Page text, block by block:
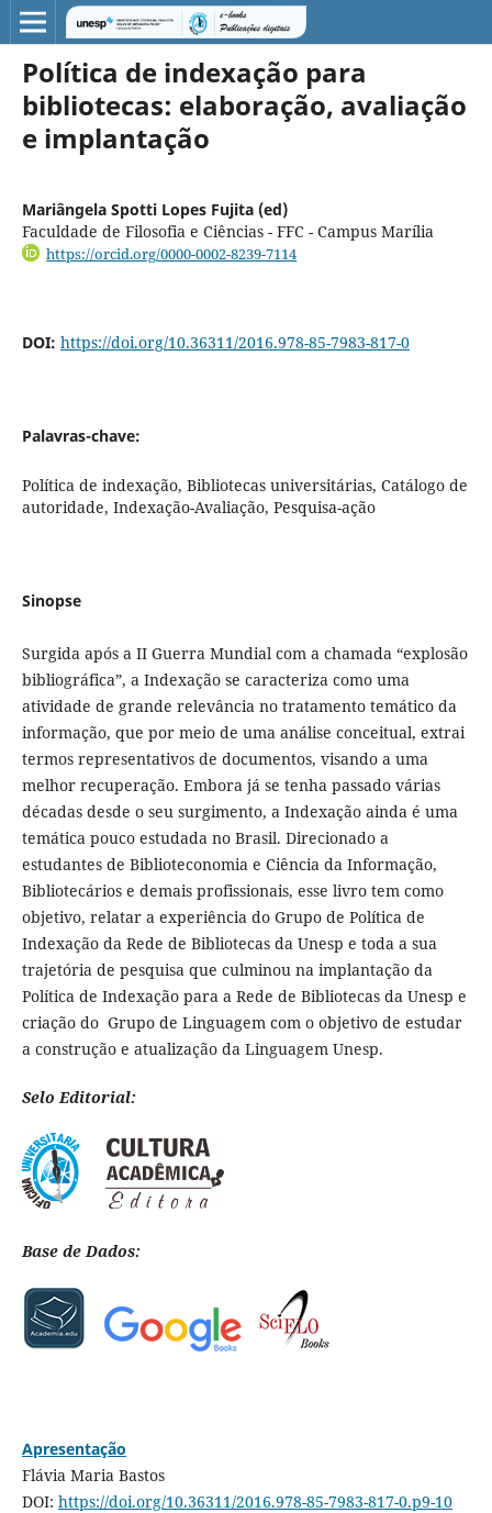
Política de indexação para
bibliotecas: elaboração, avaliação
e implantação
Mariângela Spotti Lopes Fujita (ed)
Faculdade de Filosofia e Ciências - FFC - Campus Marília
https://orcid.org/0000-0002-8239-7114
DOI: https://doi.org/10.36311/2016.978-85-7983-817-0
Palavras-chave:
Política de indexação, Bibliotecas universitárias, Catálogo de
autoridade, Indexação-Avaliação, Pesquisa-ação
Sinopse
Surgida após a II Guerra Mundial com a chamada “explosão
bibliográfica”, a Indexação se caracteriza como uma
atividade de grande relevância no tratamento temático da
informação, que por meio de uma análise conceitual, extrai
termos representativos de documentos, visando a uma
melhor recuperação. Embora já se tenha passado várias
décadas desde o seu surgimento, a Indexação ainda é uma
temática pouco estudada no Brasil. Direcionado a
estudantes de Biblioteconomia e Ciência da Informação,
Bibliotecários e demais profissionais, esse livro tem como
objetivo, relatar a experiência do Grupo de Política de
Indexação da Rede de Bibliotecas da Unesp e toda a sua
trajetória de pesquisa que culminou na implantação da
Política de Indexação para a Rede de Bibliotecas da Unesp e
criação do Grupo de Linguagem com o objetivo de estudar
a construção e atualização da Linguagem Unesp.
Selo Editorial:
Base de Dados:
Apresentação
Flávia Maria Bastos
DOI: https://doi.org/10.36311/2016.978-85-7983-817-0.p9-10